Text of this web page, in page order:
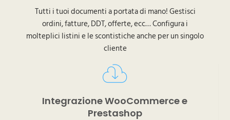
Tutti i tuoi documenti a portata di mano! Gestisci
ordini, fatture, DDT, offerte, ecc… Configura i
molteplici listini e le scontistiche anche per un singolo
cliente
Integrazione WooCommerce e
Prestashop